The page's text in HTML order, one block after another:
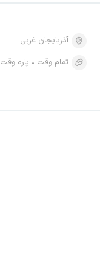
آذربایجان غربی
تمام وقت
پاره وقت